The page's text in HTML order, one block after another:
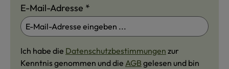
E-Mail-Adresse *
Ich habe die Datenschutzbestimmungen zur
Kenntnis genommen und die AGB gelesen und bin